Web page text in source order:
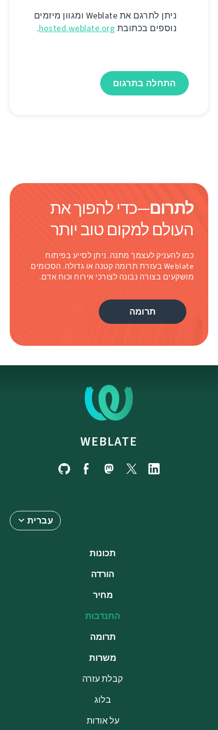
ניתן לתרגם את Weblate ומגוון מיזמים
נוספים בכתובת hosted.weblate.org
.
התחלה בתרגום
לתרום—כדי להפוך את
העולם למקום טוב יותר
כמו להעניק לעצמך מתנה. ניתן לסייע בפיתוח
Weblate בעזרת תרומה קטנה או גדולה. הסכומים
מושקעים בצורה נבונה לצורכי אירוח וכוח אדם.
תרומה
WEBLATE
עברית
תכונות
הורדה
מחיר
התנדבות
תרומה
משרות
קבלת עזרה
בלוג
על אודות